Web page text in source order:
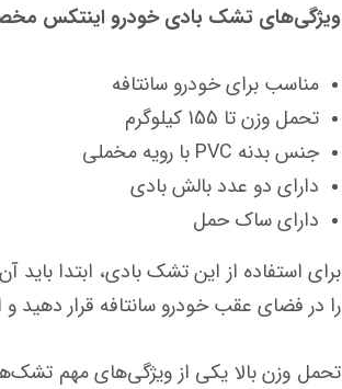
ویژگی‌های تشک بادی خودرو اینتکس
مناسب برای خودرو سانتافه
تحمل وزن تا 155 کیلوگرم
جنس بدنه PVC با رویه مخملی
دارای دو عدد بالش بادی
دارای ساک حمل
برای استفاده از این تشک بادی، ابتدا
را در فضای عقب خودرو سانتافه قرار دهید